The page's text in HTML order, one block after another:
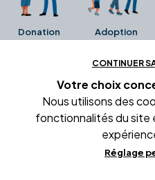
Donation Adoption
Ces avis proviennent
Business de l'office
été vérifiés
Conditions générales
CONTINUER
Votre choix
Nous utilisons des
fonctionnalités du site
Réglage